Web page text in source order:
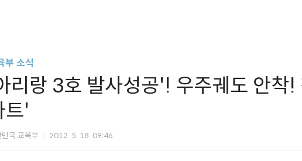
부 소식
리랑 3호 발사성공'! 우주궤도 안착!
트'
국 교육부 2012. 5. 18. 09:46